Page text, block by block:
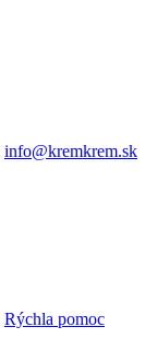
info@kremkrem.sk
Rýchla pomoc